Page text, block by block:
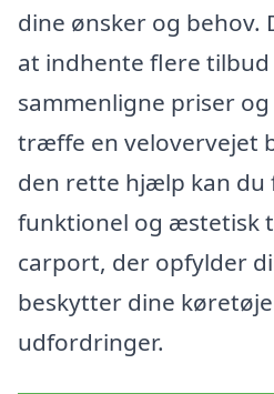
dine ønsker og behov.
at indhente flere
sammenligne priser
træffe en velovervejet
den rette hjælp kan du
funktionel og æstetisk
carport, der opfylder
beskytter dine
udfordringer.